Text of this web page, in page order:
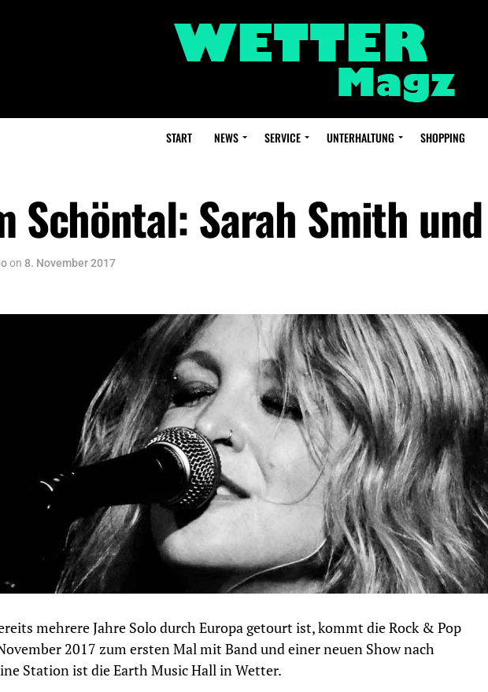
START NEWS SERVICE UNTERHALTUNG SHOPPING
Schöntal: Sarah Smith
on 8. November 2017
mehrere Jahre Solo durch Europa getourt ist, kommt die Rock & Pop
2017 zum ersten Mal mit Band und einer neuen Show nach
Station ist die Earth Music Hall in Wetter.